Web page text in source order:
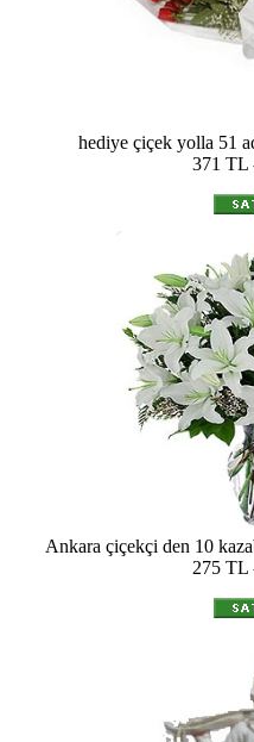
hediye çiçek yolla 51
371 TL
Ankara çiçekçi den 10
275 TL